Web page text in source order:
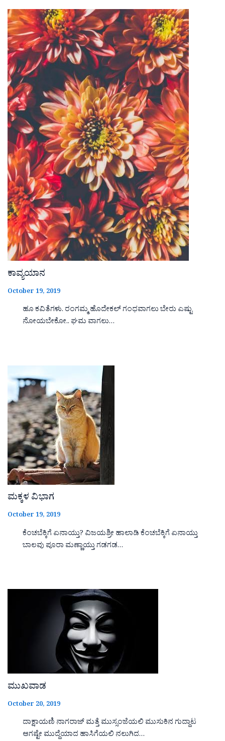
ಕಾವ್ಯಯಾನ
October 19, 2019
ಹೂ ಕವಿತೆಗಳು. ರಂಗಮ್ಮ ಹೊದೇಕಲ್ ಗಂಧವಾಗಲು ಬೇರು ಎಷ್ಟು
ನೋಯಬೇಕೋ.. ಘಮ ವಾಗಲು…
ಮಕ್ಕಳ ವಿಭಾಗ
October 19, 2019
ಕೆಂಚಬೆಕ್ಕಿಗೆ ಏನಾಯ್ತು? ವಿಜಯಶ್ರೀ ಹಾಲಾಡಿ ಕೆಂಚಬೆಕ್ಕಿಗೆ ಏನಾಯ್ತು
ಬಾಲವು ಪೂರಾ ಮಣ್ಣಾಯ್ತು ಗಡಗಡ…
ಮುಖವಾಡ
October 20, 2019
ದಾಕ್ಷಾಯಣಿ ನಾಗರಾಜ್ ಮತ್ತೆ ಮುಸ್ಸಂಜೆಯಲಿ ಮುಸುಕಿನ ಗುದ್ದಾಟ
ಆಗಷ್ಟೇ ಮುದ್ದೆಯಾದ ಹಾಸಿಗೆಯಲಿ ನಲುಗಿದ…